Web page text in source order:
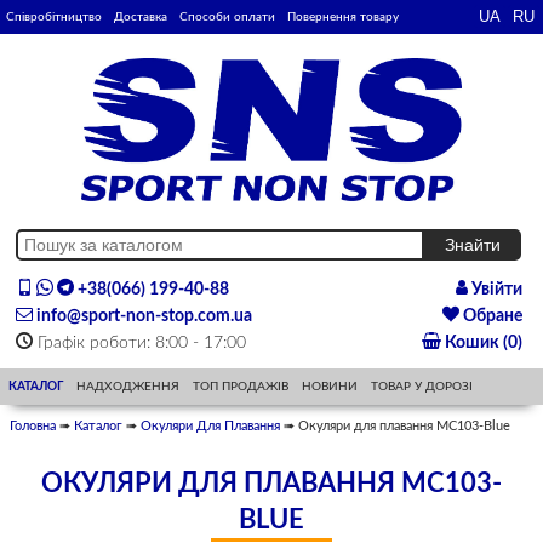
Співробітництво Доставка Способи оплати Повернення товару
+38(066) 199-40-88
info@sport-non-stop.com.ua
Графік роботи: 8:00 - 17:00
Увійти
Обране
Кошик (0)
КАТАЛОГ НАДХОДЖЕННЯ ТОП ПРОДАЖІВ НОВИНИ ТОВАР У ДОРОЗІ
Головна ➠ Каталог ➠ Окуляри Для Плавання ➠ Окуляри для плавання MC103-Blue
ОКУЛЯРИ ДЛЯ ПЛАВАННЯ MC103-
BLUE